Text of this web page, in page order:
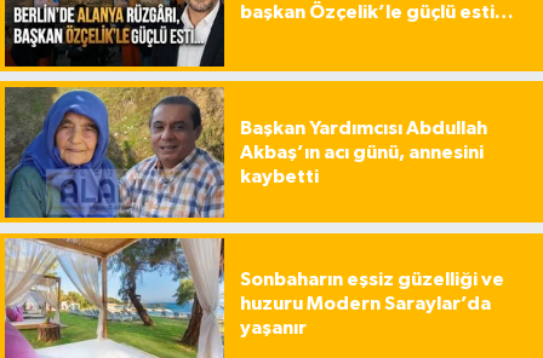
başkan Özçelik’le güçlü esti…
Başkan Yardımcısı Abdullah
Akbaş’ın acı günü, annesini
kaybetti
Sonbaharın eşsiz güzelliği ve
huzuru Modern Saraylar’da
yaşanır